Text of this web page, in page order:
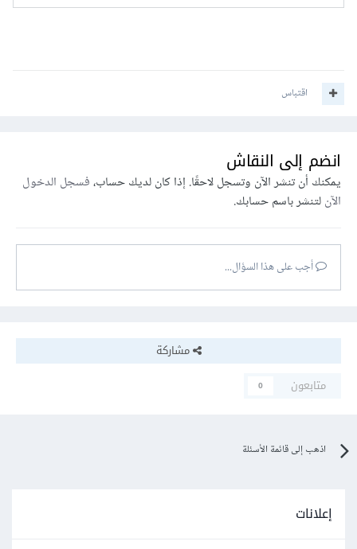
اقتباس
انضم إلى النقاش
يمكنك أن تنشر الآن وتسجل لاحقًا. إذا كان لديك حساب،فسجل الدخول
الآنلتنشر باسم حسابك.
أجب على هذا السؤال...
مشاركة
متابعون
0
اذهب إلى قائمة الأسئلة
إعلانات